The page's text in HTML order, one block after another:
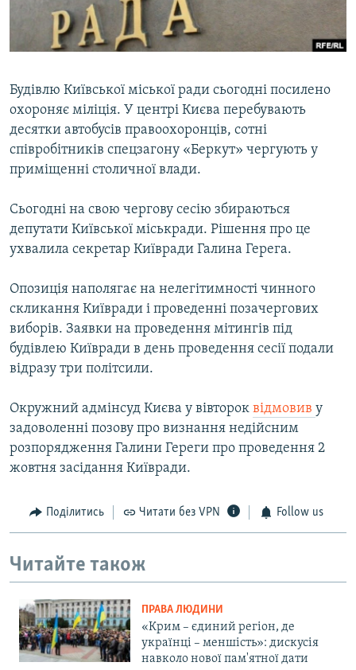
ВІДЕОУРОКИ «ELIFBE»
СВІДЧЕННЯ ОКУПАЦІЇ
Русский
Qırımtatar
ДОЛУЧАЙСЯ!
Усі сайти RFE/RL
Будівлю Київської міської ради сьогодні посилено
охороняє міліція. У центрі Києва перебувають
десятки автобусів правоохоронців, сотні
співробітників спецзагону «Беркут» чергують у
приміщенні столичної влади.
Сьогодні на свою чергову сесію збираються
депутати Київської міськради. Рішення про це
ухвалила секретар Київради Галина Герега.
Опозиція наполягає на нелегітимності чинного
скликання Київради і проведенні позачергових
виборів. Заявки на проведення мітингів під
будівлею Київради в день проведення сесії подали
відразу три політсили.
Окружний адмінсуд Києва у вівторок відмовив у
задоволенні позову про визнання недійсним
розпорядження Галини Гереги про проведення 2
жовтня засідання Київради.
Поділитись Читати без VPN Follow us
Читайте також
ПРАВА ЛЮДИНИ
«Крим – єдиний регіон, де
українці – меншість»: дискусія
навколо нової пам'ятної дати